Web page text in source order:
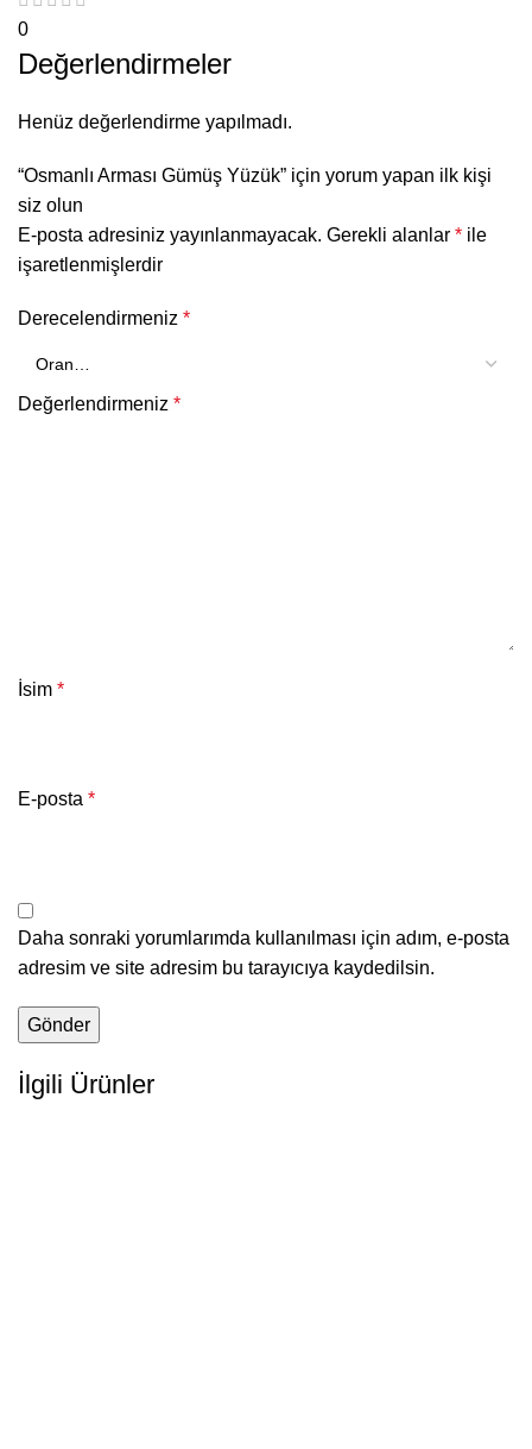
0
Değerlendirmeler
Henüz değerlendirme yapılmadı.
“Osmanlı Arması Gümüş Yüzük” için yorum yapan ilk kişi
siz olun
E-posta adresiniz yayınlanmayacak. Gerekli alanlar * ile
işaretlenmişlerdir
Derecelendirmeniz *
Değerlendirmeniz *
İsim *
E-posta *
Daha sonraki yorumlarımda kullanılması için adım, e-posta
adresim ve site adresim bu tarayıcıya kaydedilsin.
İlgili Ürünler